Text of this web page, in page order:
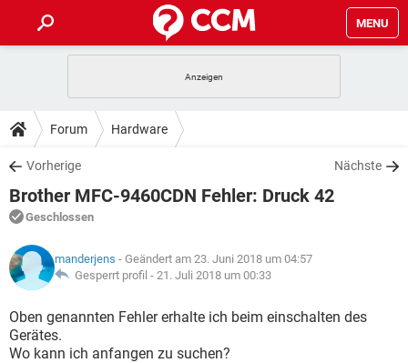
MENU
ANDROID
WINDOWS 10
WHATSAPP TIKTOK
FACEBOOK
TIPPS & TRICKS
SPIELE
WINDOWS 10
WHATSAPP
FACEBOOK HARDWARE
DOWNLOADS
SPIELE STREAMING
ANDROID
WINDOWS 10 INSTAGRAM
WHATSAPP
FACEBOOK HARDWARE
FORUM
SPIELE
ANDROID IOS
WHATSAPP
LEXIKON
SPIELE
ANDROID IOS
WINDOWS 10 INSTAGRAM
Forum Hardware
Vorherige Nächste
Brother MFC-9460CDN Fehler: Druck 42
Geschlossen
manderjens - Geändert am 23. Juni 2018 um 04:57
Gesperrt profil - 21. Juli 2018 um 00:33
Oben genannten Fehler erhalte ich beim einschalten des
Gerätes.
Wo kann ich anfangen zu suchen?